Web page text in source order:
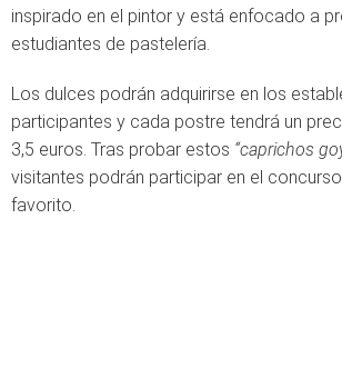
inspirado en el pintor y está enfocado a
estudiantes de pastelería.
Los dulces podrán adquirirse en los
participantes y cada postre tendrá un
3,5 euros. Tras probar estos “caprichos
visitantes podrán participar en el
favorito.